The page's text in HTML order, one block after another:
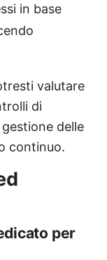
in base
valutare
di
delle
continuo.
per